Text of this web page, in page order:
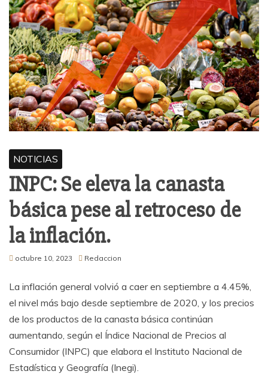
NOTICIAS
INPC: Se eleva la canasta
básica pese al retroceso de
la inflación.
octubre 10, 2023 Redaccion
La inflación general volvió a caer en septiembre a 4.45%,
el nivel más bajo desde septiembre de 2020, y los precios
de los productos de la canasta básica continúan
aumentando, según el Índice Nacional de Precios al
Consumidor (INPC) que elabora el Instituto Nacional de
Estadística y Geografía (Inegi).